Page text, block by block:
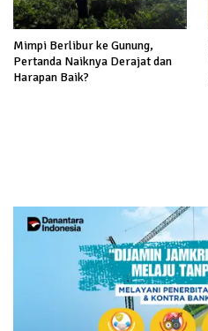
Mimpi Berlibur ke Gunung,
Pertanda Naiknya Derajat dan
Harapan Baik?